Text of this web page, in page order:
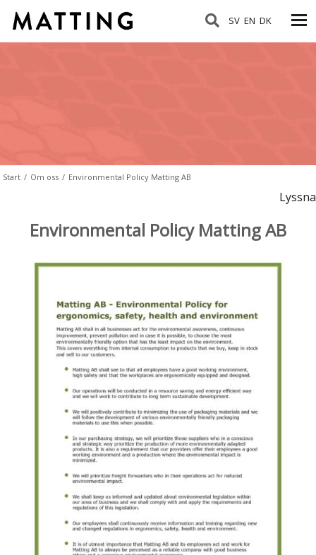
SV EN DK
Start / Om oss / Environmental Policy Matting AB
Lyssna
Environmental Policy Matting AB